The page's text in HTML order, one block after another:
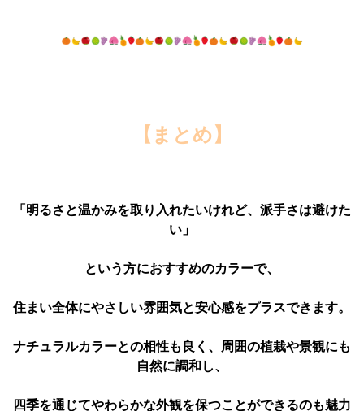
【まとめ】
「明るさと温かみを取り入れたいけれど、派手さは避けた
い」
という方におすすめのカラーで、
住まい全体にやさしい雰囲気と安心感をプラスできます。
ナチュラルカラーとの相性も良く、周囲の植栽や景観にも
自然に調和し、
四季を通じてやわらかな外観を保つことができるのも魅力